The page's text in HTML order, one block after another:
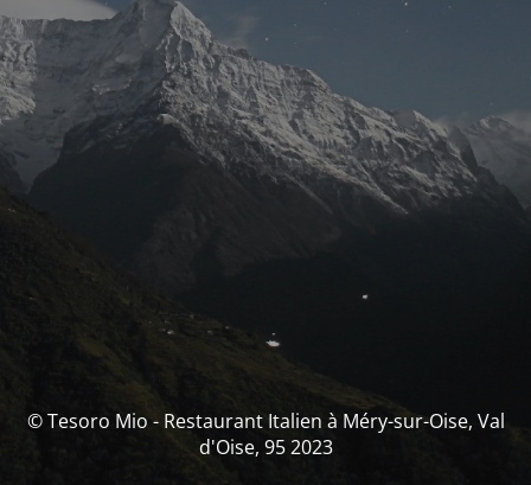
© Tesoro Mio - Restaurant Italien à Méry-sur-Oise, Val
d'Oise, 95 2023